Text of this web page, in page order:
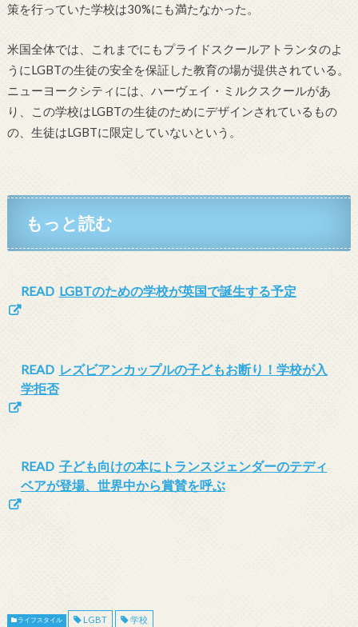
策を行っていた学校は30%にも満たなかった。
米国全体では、これまでにもプライドスクールアトランタのよ
うにLGBTの生徒の安全を保証した教育の場が提供されている。
ニューヨークシティには、ハーヴェイ・ミルクスクールがあ
り、この学校はLGBTの生徒のためにデザインされているもの
の、生徒はLGBTに限定していないという。
もっと読む
READ LGBTのための学校が英国で誕生する予定
READ レズビアンカップルの子どもお断り！学校が入
学拒否
READ 子ども向けの本にトランスジェンダーのテディ
ベアが登場、世界中から賞賛を呼ぶ
ライフスタイル LGBT 学校